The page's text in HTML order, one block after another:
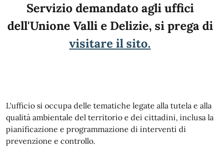
Servizio demandato agli uffici
dell'Unione Valli e Delizie, si prega di
visitare il sito.
L'ufficio si occupa delle tematiche legate alla tutela e alla
qualità ambientale del territorio e dei cittadini, inclusa la
pianificazione e programmazione di interventi di
prevenzione e controllo.